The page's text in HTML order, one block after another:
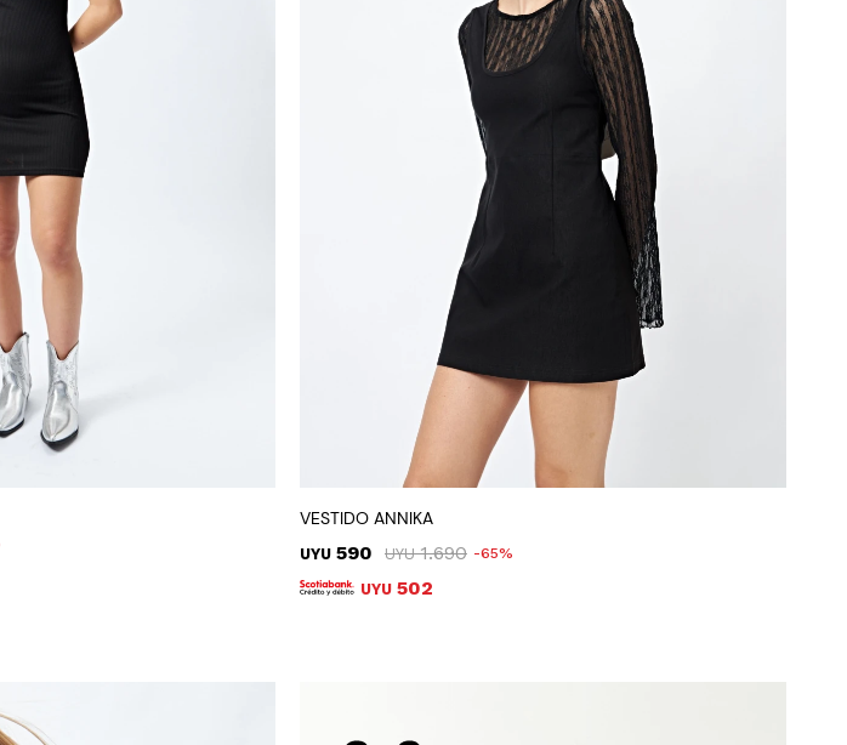
VESTIDO ANNIKA
UYU 590 UYU 1.690 65
UYU 502